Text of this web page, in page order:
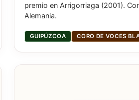
premio en Arrigorriaga (2001).
Alemania.
GUIPÚZCOA CORO DE VOCES